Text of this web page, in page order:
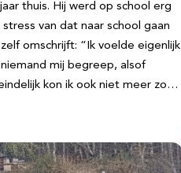
thuis. Hij werd op school erg
van dat naar school gaan
omschrijft: “Ik voelde eigenlijk
mij begreep, alsof
kon ik ook niet meer zo…